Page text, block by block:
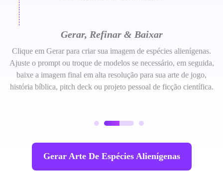
Gerar, Refinar & Baixar
Clique em Gerar para criar sua imagem de espécies alienígenas.
Ajuste o prompt ou troque de modelos se necessário, em seguida,
baixe a imagem final em alta resolução para sua arte de jogo,
história bíblica, pitch deck ou projeto pessoal de ficção científica.
Gerar Arte De Espécies Alienígenas